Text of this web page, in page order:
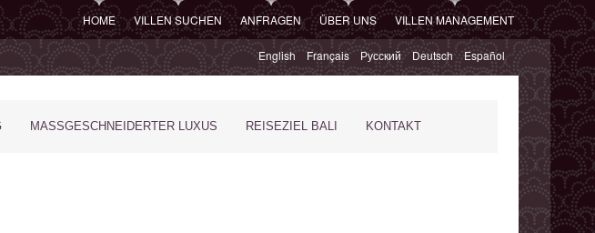
HOME VILLEN SUCHEN ANFRAGEN ÜBER UNS VILLEN MANAGEMENT
English Français Русский Deutsch Español
MASSGESCHNEIDERTER LUXUS REISEZIEL BALI KONTAKT